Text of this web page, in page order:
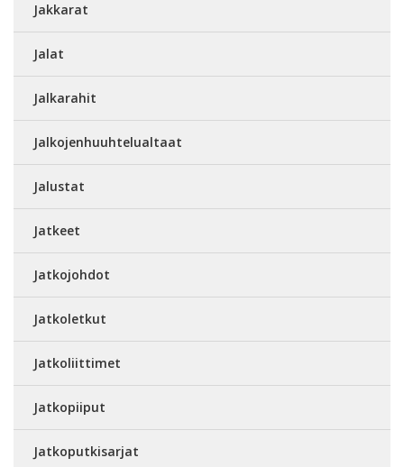
Jakkarat
Jalat
Jalkarahit
Jalkojenhuuhtelualtaat
Jalustat
Jatkeet
Jatkojohdot
Jatkoletkut
Jatkoliittimet
Jatkopiiput
Jatkoputkisarjat